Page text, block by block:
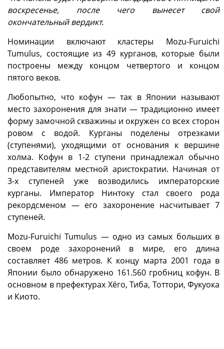
воскресенье, после чего вынесет свой
окончательный вердикт.
Номинации включают кластеры Mozu-Furuichi
Tumulus, состоящие из 49 курганов, которые были
построены между концом четвертого и концом
пятого веков.
Любопытно, что кофун — так в Японии называют
место захоронения для знати — традиционно имеет
форму замочной скважины и окружен со всех сторон
ровом с водой. Курганы поделены отрезками
(ступенями), уходящими от основания к вершине
холма. Кофун в 1-2 ступени принадлежал обычно
представителям местной аристократии. Начиная от
3-х ступеней уже возводились императорские
курганы. Император Нинтоку стал своего рода
рекордсменом — его захоронение насчитывает 7
ступеней.
Mozu-Furuichi Tumulus — одно из самых больших в
своем роде захоронений в мире, его длина
составляет 486 метров. К концу марта 2001 года в
Японии было обнаружено 161.560 гробниц кофун. В
основном в префектурах Хёго, Тиба, Тоттори, Фукуока
и Киото.